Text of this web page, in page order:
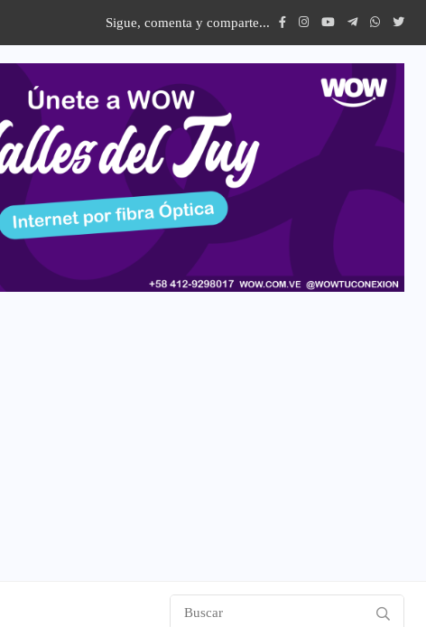
Sigue, comenta y comparte...